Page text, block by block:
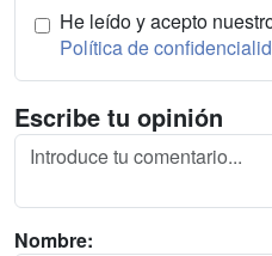
He leído y acepto
Política de
Escribe tu opinión
Nombre: